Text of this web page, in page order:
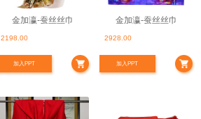
金加瀛-蚕丝丝巾
2198.00
加入PPT
金加瀛-蚕丝丝巾
2928.00
加入PPT